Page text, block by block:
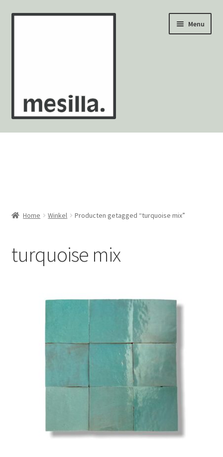
Ga
Ga
Menu
Wandtegels
Mozaïekvellen
Contact
Home Winkel Producten getagged “turquoise mix”
turquoise mix